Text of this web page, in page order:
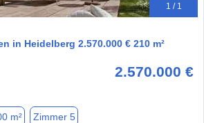
1 / 1
in Heidelberg 2.570.000 € 210 m²
2.570.000 €
m² Zimmer 5